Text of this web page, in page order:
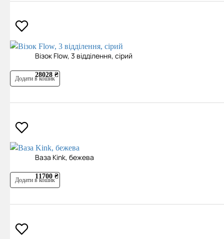
Візок Flow, 3 відділення, сірий
28028 ₴
Додати в кошик
Ваза Kink, бежева
11700 ₴
Додати в кошик